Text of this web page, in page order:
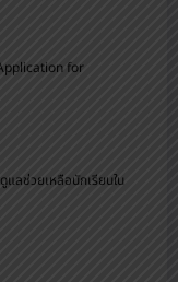
for
แลช่วยเหลือนักเรียนใน